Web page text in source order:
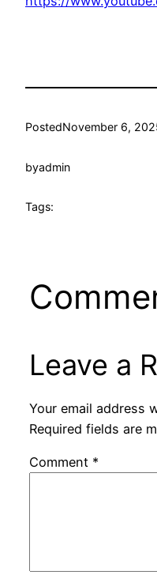
PostedNovember 6,
byadmin
Tags:
Leave a
Your email address
Required fields are
Comment *